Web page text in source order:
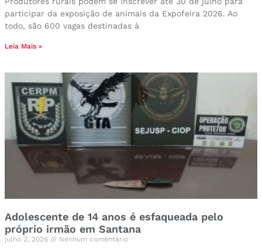
participar da exposição de animais da Expofeira 2026. Ao
todo, são 600 vagas destinadas à
Leia Mais »
Adolescente de 14 anos é esfaqueada pelo
próprio irmão em Santana
julho 2, 2026 Nenhum comentário